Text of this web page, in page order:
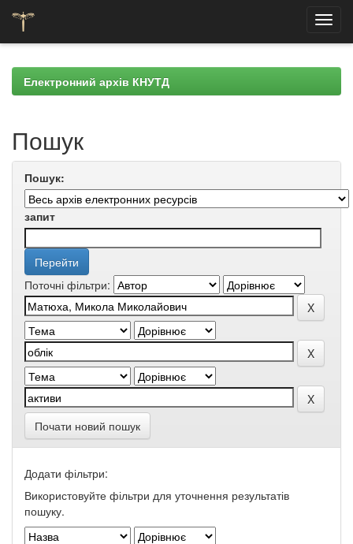
navigationЕлектронний архів КНУТД
Пошук
Пошук:
запит
Поточні фільтри:
Почати новий пошук
Додати фільтри:
Використовуйте фільтри для уточнення результатів
пошуку.